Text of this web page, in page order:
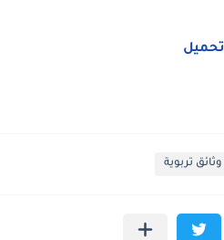
تحميل
وثائق تربوية